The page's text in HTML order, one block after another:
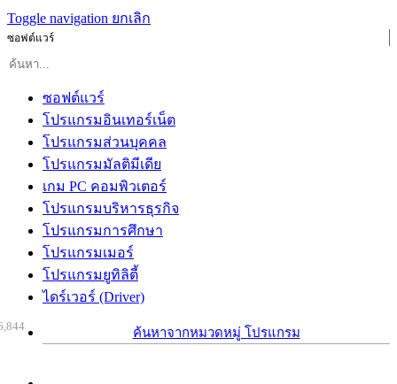
Toggle navigation ยกเลิก
ซอฟต์แวร์
ซอฟต์แวร์
โปรแกรมอินเทอร์เน็ต
โปรแกรมส่วนบุคคล
โปรแกรมมัลติมีเดีย
เกม PC คอมพิวเตอร์
โปรแกรมบริหารธุรกิจ
โปรแกรมการศึกษา
โปรแกรมเมอร์
โปรแกรมยูทิลิตี้
ไดร์เวอร์ (Driver)
ค้นหาจากหมวดหมู่ โปรแกรม